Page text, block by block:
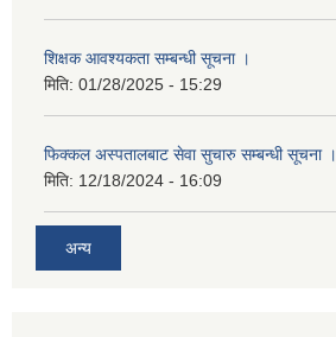
शिक्षक आवश्यकता सम्बन्धी सूचना ।
मिति: 01/28/2025 - 15:29
फिक्कल अस्पतालबाट सेवा सुचारु सम्बन्धी सूचना ।
मिति: 12/18/2024 - 16:09
अन्य